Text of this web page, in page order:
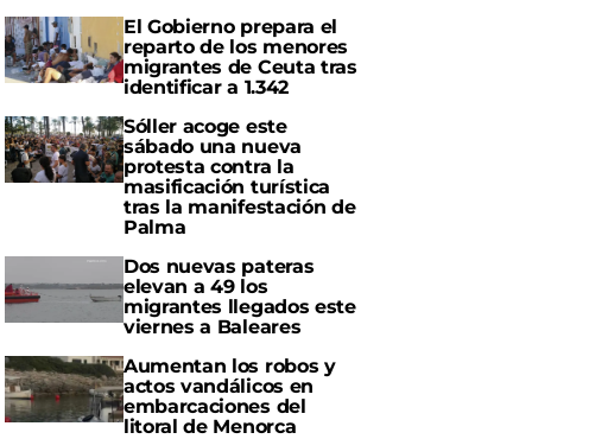
El Gobierno prepara el
reparto de los menores
migrantes de Ceuta tras
identificar a 1.342
Sóller acoge este
sábado una nueva
protesta contra la
masificación turística
tras la manifestación de
Palma
Dos nuevas pateras
elevan a 49 los
migrantes llegados este
viernes a Baleares
Aumentan los robos y
actos vandálicos en
embarcaciones del
litoral de Menorca